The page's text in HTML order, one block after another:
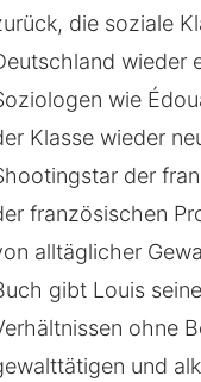
die soziale
wieder
wie
Klasse wieder
der
französischen
alltäglicher
gibt Louis
ohne
und